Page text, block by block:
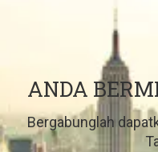
ANDA
Bergabunglah